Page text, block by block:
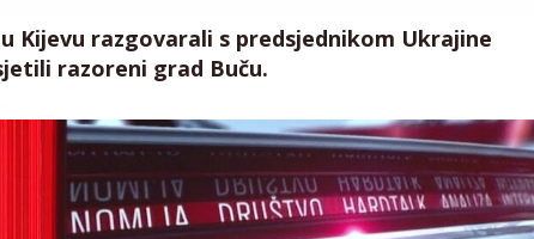
Kijevu razgovarali s predsjednikom Ukrajine
razoreni grad Buču.